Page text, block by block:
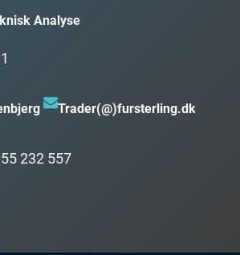
Analyse
Trader(@)fursterling.dk
232 557